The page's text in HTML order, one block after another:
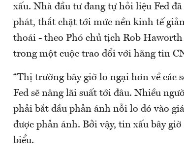
xấu. Nhà đầu tư đang tự hỏi liệu Fed
phát, thắt chặt tới mức nền kinh tế
thoái - theo Phó chủ tịch Rob
trong một cuộc trao đổi với hãng tin
“Thị trường bây giờ lo ngại hơn về các
Fed sẽ nâng lãi suất tới đâu. Nhiều
phải bắt đầu phản ánh nỗi lo đó vào
được phản ánh. Bởi vậy, tin xấu bây
biểu.